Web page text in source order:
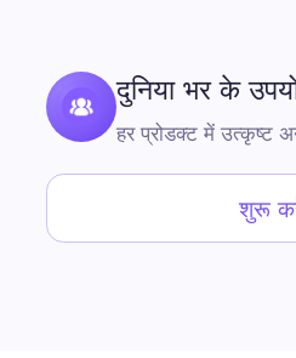
दुनिया भर के
हर प्रोडक्ट में उत्कृष्ट
शुरू